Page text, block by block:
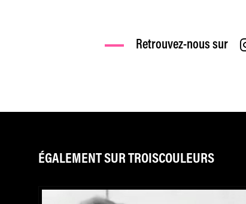
Retrouvez-nous sur
ÉGALEMENT SUR TROISCOULEURS